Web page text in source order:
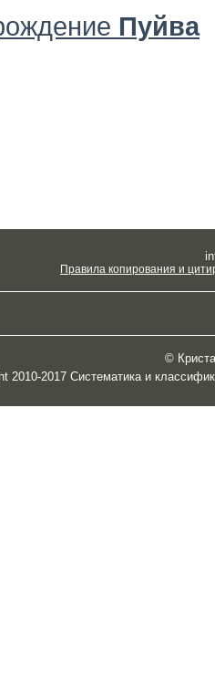
Пуйва
Правила копирования и
©
2010-2017 Систематика и